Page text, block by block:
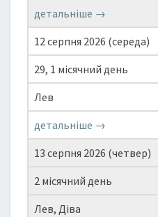
детальніше →
12 серпня 2026 (середа)
29, 1 місячний день
Лев
детальніше →
13 серпня 2026 (четвер)
2 місячний день
Лев, Діва